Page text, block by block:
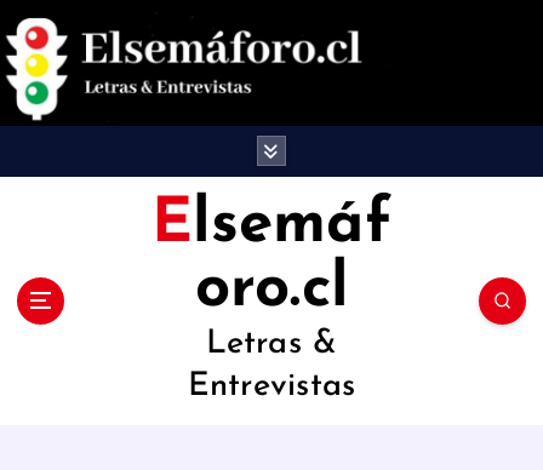
a
Elsemáf
oro.cl
Letras &
Entrevistas